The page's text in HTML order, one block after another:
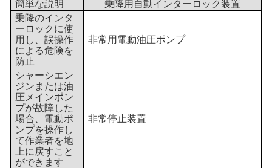
簡単な説明
乗降用自動インターロック装置
乗降のインタ
ーロックに使
用し、誤操作
による危険を
防止
非常用電動油圧ポンプ
シャーシエン
ジンまたは油
圧メインポン
プが故障した
場合、電動ポ
ンプを操作し
て作業者を地
上に戻すこと
ができます
非常停止装置